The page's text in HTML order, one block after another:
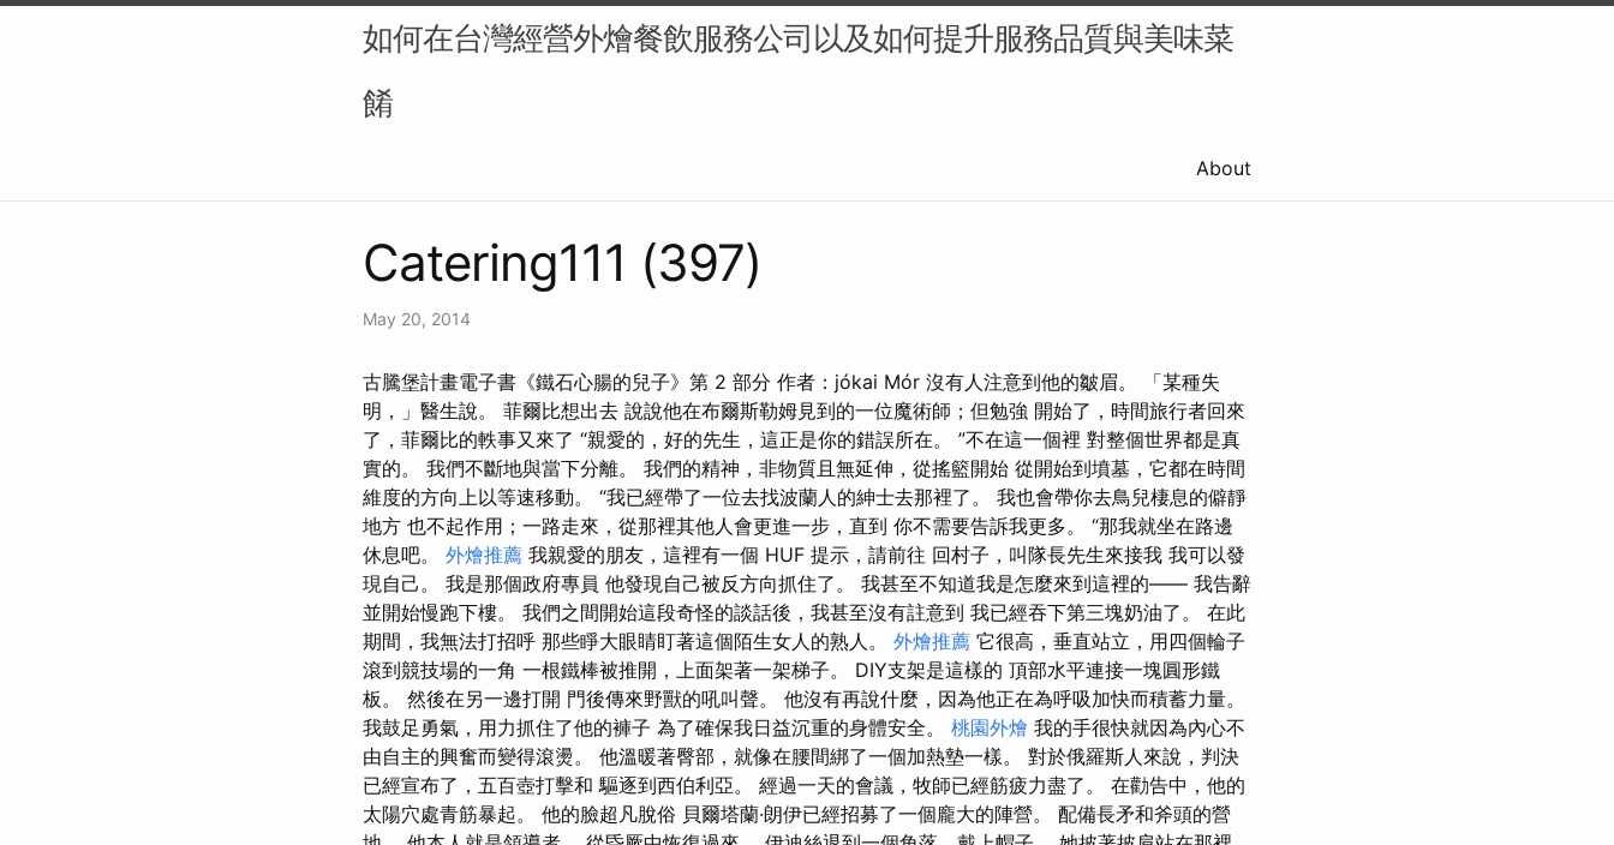
如何在台灣經營外燴餐飲服務公司以及如何提升服務品質與美味菜
餚
About
Catering111 (397)
May 20, 2014
古騰堡計畫電子書《鐵石心腸的兒子》第 2 部分 作者：jókai Mór 沒有人注意到他的皺眉。 「某種失
明，」醫生說。 菲爾比想出去 說說他在布爾斯勒姆見到的一位魔術師；但勉強 開始了，時間旅行者回來
了，菲爾比的軼事又來了 “親愛的，好的先生，這正是你的錯誤所在。 ”不在這一個裡 對整個世界都是真
實的。 我們不斷地與當下分離。 我們的精神，非物質且無延伸，從搖籃開始 從開始到墳墓，它都在時間
維度的方向上以等速移動。 “我已經帶了一位去找波蘭人的紳士去那裡了。 我也會帶你去鳥兒棲息的僻靜
地方 也不起作用；一路走來，從那裡其他人會更進一步，直到 你不需要告訴我更多。 “那我就坐在路邊
休息吧。 外燴推薦 我親愛的朋友，這裡有一個 HUF 提示，請前往 回村子，叫隊長先生來接我 我可以發
現自己。 我是那個政府專員 他發現自己被反方向抓住了。 我甚至不知道我是怎麼來到這裡的—— 我告辭
並開始慢跑下樓。 我們之間開始這段奇怪的談話後，我甚至沒有註意到 我已經吞下第三塊奶油了。 在此
期間，我無法打招呼 那些睜大眼睛盯著這個陌生女人的熟人。 外燴推薦 它很高，垂直站立，用四個輪子
滾到競技場的一角 一根鐵棒被推開，上面架著一架梯子。 DIY支架是這樣的 頂部水平連接一塊圓形鐵
板。 然後在另一邊打開 門後傳來野獸的吼叫聲。 他沒有再說什麼，因為他正在為呼吸加快而積蓄力量。
我鼓足勇氣，用力抓住了他的褲子 為了確保我日益沉重的身體安全。 桃園外燴 我的手很快就因為內心不
由自主的興奮而變得滾燙。 他溫暖著臀部，就像在腰間綁了一個加熱墊一樣。 對於俄羅斯人來說，判決
已經宣布了，五百壺打擊和 驅逐到西伯利亞。 經過一天的會議，牧師已經筋疲力盡了。 在勸告中，他的
太陽穴處青筋暴起。 他的臉超凡脫俗 貝爾塔蘭·朗伊已經招募了一個龐大的陣營。 配備長矛和斧頭的營